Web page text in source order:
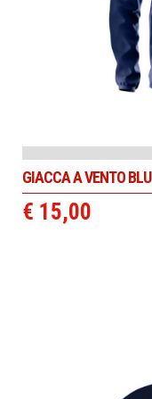
GIACCA A VENTO BLU
€ 15,00